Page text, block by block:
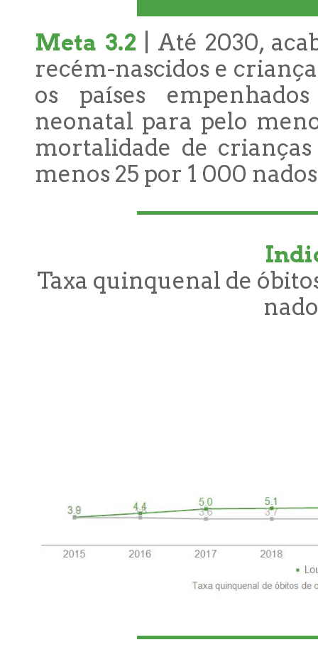
Meta 3.2 | Até 2030,
recém-nascidos e
os países
neonatal para pelo
mortalidade de
menos 25 por 1 000
Taxa quinquenal de